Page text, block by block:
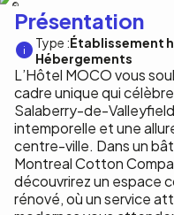
Présentation
Type :Établissement
Hébergements
L’Hôtel MOCO vous
cadre unique qui
Salaberry-de-
intemporelle et une
centre-ville. Dans un
Montreal Cotton
découvrirez un espace
rénové, où un service